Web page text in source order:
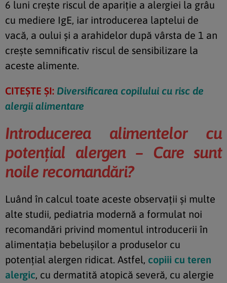
6 luni crește riscul de apariție a alergiei la grâu
cu mediere IgE, iar introducerea laptelui de
vacă, a oului și a arahidelor după vârsta de 1 an
crește semnificativ riscul de sensibilizare la
aceste alimente.
CITEȘTE ȘI: Diversificarea copilului cu risc de
alergii alimentare
Introducerea alimentelor cu
potențial alergen – Care sunt
noile recomandări?
Luând în calcul toate aceste observații și multe
alte studii, pediatria modernă a formulat noi
recomandări privind momentul introducerii în
alimentația bebelușilor a produselor cu
potențial alergen ridicat. Astfel, copiii cu teren
alergic, cu dermatită atopică severă, cu alergie